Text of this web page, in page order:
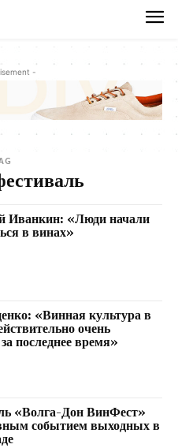
-
Иванкин: «Люди начали
в винах»
«Винная культура в
очень
последнее время»
«Волга-Дон ВинФест»
событием выходных в